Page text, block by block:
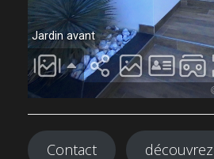
Contact